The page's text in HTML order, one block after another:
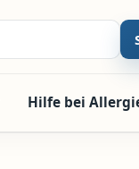
Hilfe bei